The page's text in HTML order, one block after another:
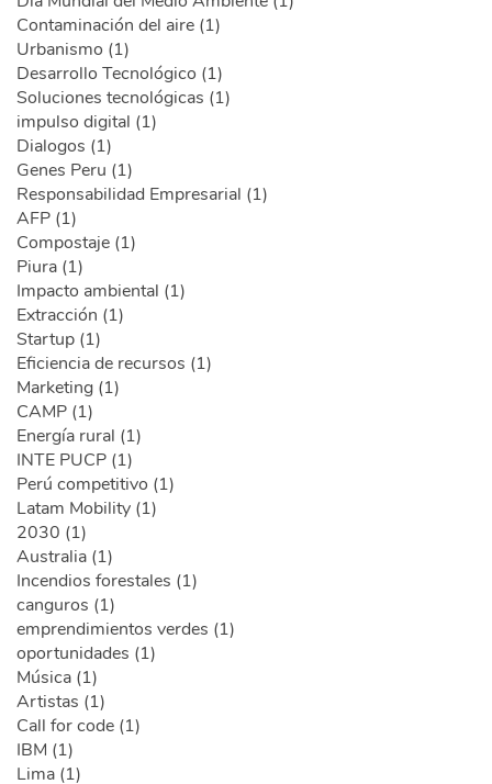
Contaminación del aire (1)
Urbanismo (1)
Desarrollo Tecnológico (1)
Soluciones tecnológicas (1)
impulso digital (1)
Dialogos (1)
Genes Peru (1)
Responsabilidad Empresarial (1)
AFP (1)
Compostaje (1)
Piura (1)
Impacto ambiental (1)
Extracción (1)
Startup (1)
Eficiencia de recursos (1)
Marketing (1)
CAMP (1)
Energía rural (1)
INTE PUCP (1)
Perú competitivo (1)
Latam Mobility (1)
2030 (1)
Australia (1)
Incendios forestales (1)
canguros (1)
emprendimientos verdes (1)
oportunidades (1)
Música (1)
Artistas (1)
Call for code (1)
IBM (1)
Lima (1)